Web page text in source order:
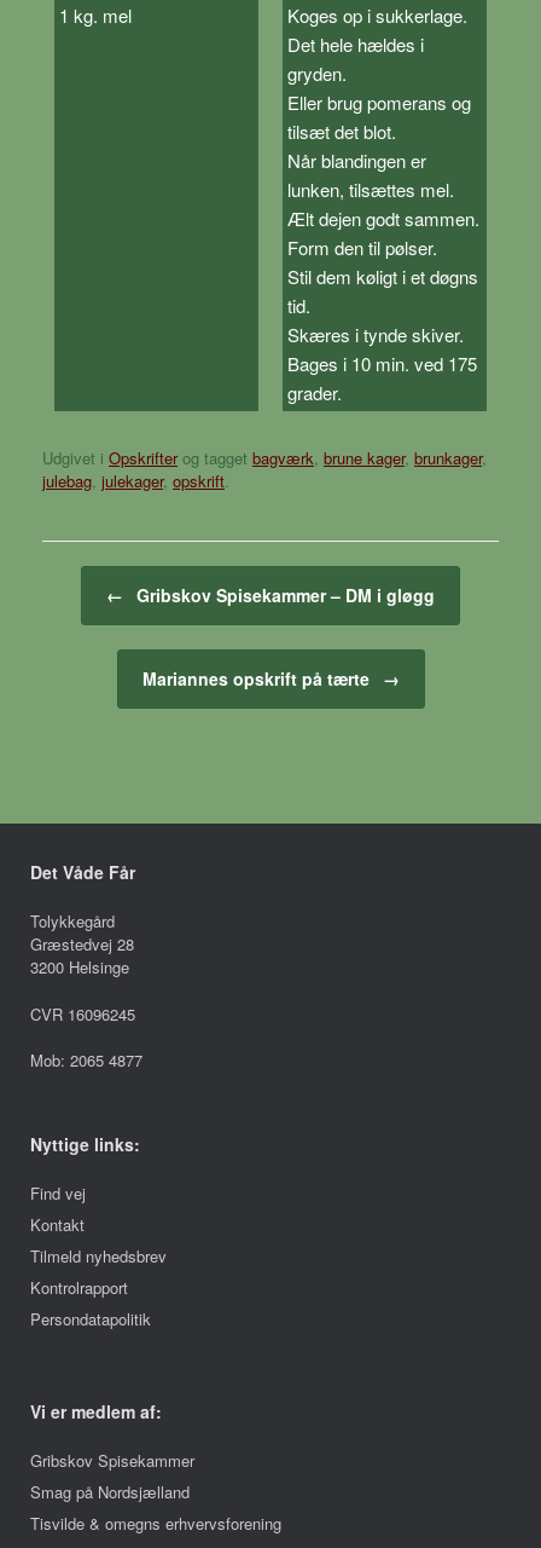
1 kg. mel
Koges op i sukkerlage.
Det hele hældes i
gryden.
Eller brug pomerans og
tilsæt det blot.
Når blandingen er
lunken, tilsættes mel.
Ælt dejen godt sammen.
Form den til pølser.
Stil dem køligt i et døgns
tid.
Skæres i tynde skiver.
Bages i 10 min. ved 175
grader.
Udgivet i Opskrifterog tagget bagværk, brune kager, brunkager,
julebag, julekager, opskrift.
← Gribskov Spisekammer – DM i gløgg
Mariannes opskrift på tærte →
Det Våde Får
Tolykkegård
Græstedvej 28
3200 Helsinge
CVR 16096245
Mob: 2065 4877
Nyttige links:
Find vej
Kontakt
Tilmeld nyhedsbrev
Kontrolrapport
Persondatapolitik
Vi er medlem af:
Gribskov Spisekammer
Smag på Nordsjælland
Tisvilde & omegns erhvervsforening